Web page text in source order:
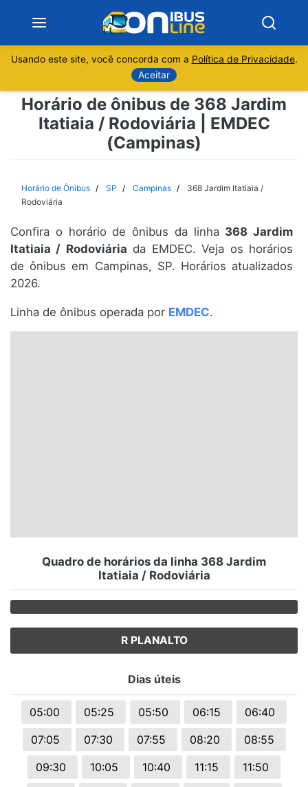
Sobre
Minas Gerais
Espírito Santo
Paraná
Santa Catarina
Usando este site, você concorda com a Política de Privacidade.
Aceitar
Horário de ônibus de 368 Jardim
Itatiaia / Rodoviária | EMDEC
(Campinas)
Horário de Ônibus SP Campinas
368 Jardim Itatiaia /
Rodoviária
Confira o horário de ônibus da linha 368 Jardim
Itatiaia / Rodoviária da EMDEC. Veja os horários
de ônibus em Campinas, SP. Horários atualizados
2026.
Linha de ônibus operada por EMDEC.
Quadro de horários da linha 368 Jardim
Itatiaia / Rodoviária
R PLANALTO
Dias úteis
05:00 05:25 05:50 06:15
06:40
07:05
07:30 07:55 08:20
08:55
09:30
10:05 10:40 11:15
11:50